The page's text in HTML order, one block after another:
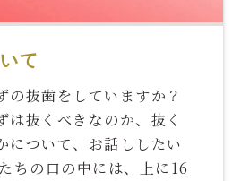
て
の抜歯をしていますか？
は抜くべきなのか、抜く
について、お話ししたい
ちの口の中には、上に16